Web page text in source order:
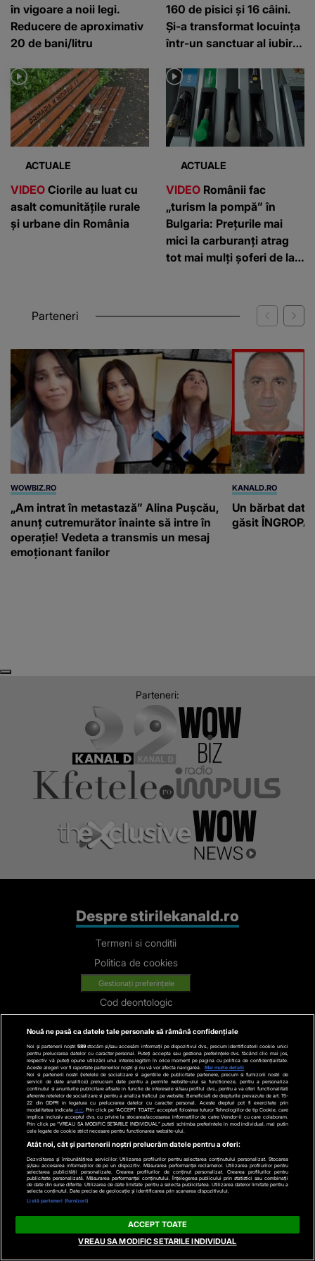
în vigoare a noii legi.
Reducere de aproximativ
20 de bani/litru
160 de pisici și 16 câini.
Și-a transformat locuința
într-un sanctuar al iubirii
ACTUALE
VIDEO Ciorile au luat cu
asalt comunitățile rurale
și urbane din România
ACTUALE
VIDEO Românii fac
„turism la pompă” în
Bulgaria: Prețurile mai
mici la carburanți atrag
tot mai mulți șoferi de la
Parteneri
WOWBIZ.RO
„Am intrat în metastază” Alina Pușcău,
anunț cutremurător înainte să intre în
operație! Vedeta a transmis un mesaj
emoționant fanilor
KANALD.RO
Un bărbat dat
găsit
Parteneri:
Despre stirilekanald.ro
Termeni si conditii
Politica de cookies
Gestionați preferințele
Cod deontologic
Contact
Politica de confidentialitate
Categorii
Stiri actuale
Stiri Politice
Educatie
Stiri externe
Life
Tech
Stiri auto
Stiri economice
Nouă ne pasă ca datele tale personale să rămână confidențiale
Noi și partenerii noștri 589stocăm și/sau accesăm informații pe dispozitivul dvs., precum identificatorii cookie unici
pentru prelucrarea datelor cu caracter personal. Puteți accepta sau gestiona preferințele dvs. făcând clic mai jos,
respectiv vă puteți opune utilizării unui interes legitim în orice moment pe pagina cu politica de confidențialitate.
Aceste alegeri vor fi raportate partenerilor noștri și nu vă vor afecta navigarea.
Mai multe detalii
Noi si partenerii nostri (retelele de socializare si agentiile de publicitate partenere, precum si furnizorii nostri de
servicii de date analitice) prelucram date pentru a permite website-ului sa functioneze, pentru a personaliza
continutul si anunturile publicitare afisate in functie de interesele si/sau profilul dvs., pentru a va oferi functionalitati
aferente retelelor de socializare si pentru a analiza traficul pe website. Beneficiati de drepturile prevazute de art. 15-
22 din GDPR in legatura cu prelucrarea datelor cu caracter personal. Aceste drepturi pot fi exercitate prin
modalitatea indicataaici . Prin click pe “ACCEPT TOATE”, acceptati folosirea tuturor Tehnologiilor de tip Cookie, care
implica inclusiv acceptul dvs. cu privire la stocarea/accesarea informatiilor de catre Vendor-ii cu care colaboram.
Prin click pe “VREAU SA MODIFIC SETARILE INDIVIDUAL” puteti schimba preferintele in mod individual, mai putin
cele legate de cookie strict necesare pentru functionarea website-ului.
Atât noi, cât și partenerii noștri prelucrăm datele pentru a oferi:
Dezvoltarea și îmbunătățirea serviciilor. Utilizarea profilurilor pentru selectarea conținutului personalizat. Stocarea
și/sau accesarea informațiilor de pe un dispozitiv. Măsurarea performanței reclamelor. Utilizarea profilurilor pentru
selectarea publicității personalizate. Crearea profilurilor de conținut personalizat. Crearea profilurilor pentru
publicitate personalizată. Măsurarea performanței conținutului. Înțelegerea publicului prin statistici sau combinații
de date din surse diferite. Utilizarea de date limitate pentru a selecta publicitatea. Utilizarea datelor limitate pentru a
selecta conținutul. Date precise de geolocație și identificarea prin scanarea dispozitivului.
Listă parteneri (furnizori)
ACCEPT TOATE
VREAU SA MODIFIC SETARILE INDIVIDUAL